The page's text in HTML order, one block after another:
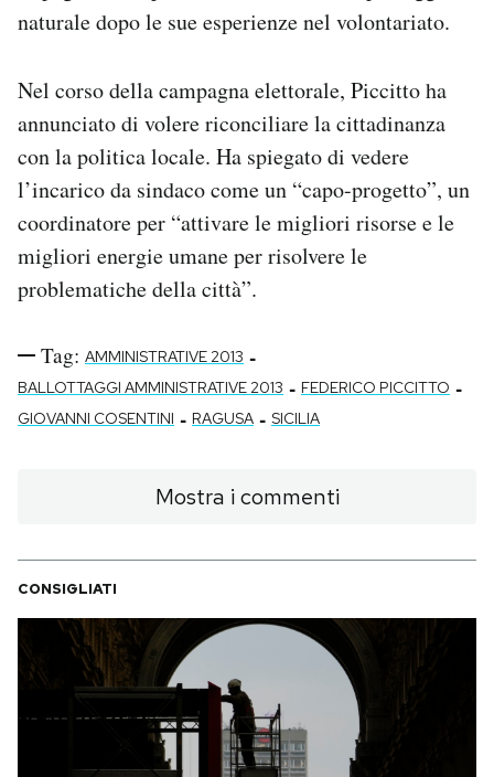
naturale dopo le sue esperienze nel volontariato.
Nel corso della campagna elettorale, Piccitto ha
annunciato di volere riconciliare la cittadinanza
con la politica locale. Ha spiegato di vedere
l’incarico da sindaco come un “capo-progetto”, un
coordinatore per “attivare le migliori risorse e le
migliori energie umane per risolvere le
problematiche della città”.
Tag: AMMINISTRATIVE 2013 -
BALLOTTAGGI AMMINISTRATIVE 2013 - FEDERICO PICCITTO -
GIOVANNI COSENTINI - RAGUSA - SICILIA
Mostra i commenti
CONSIGLIATI